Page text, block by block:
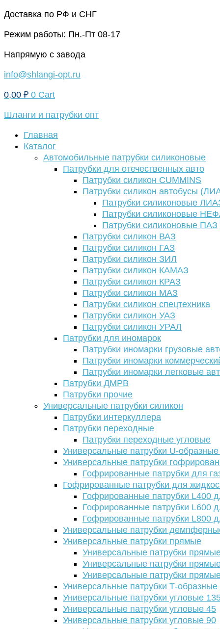
Перейти
содержимому
Доставка по РФ и СНГ
Режим работы: Пн.-Пт 08-17
Напрямую с завода
info@shlangi-opt.ru
0,00 ₽ 0 Cart
Шланги и патрубки опт
Главная
Каталог
Автомобильные патрубки силиконовые
Патрубки для отечественных авто
Патрубки силикон CUMMINS
Патрубки силикон автобусы
Патрубки силиконовые
Патрубки силиконовые
Патрубки силиконовые ПАЗ
Патрубки силикон ВАЗ
Патрубки силикон ГАЗ
Патрубки силикон ЗИЛ
Патрубки силикон КАМАЗ
Патрубки силикон КРАЗ
Патрубки силикон МАЗ
Патрубки силикон спецтехника
Патрубки силикон УАЗ
Патрубки силикон УРАЛ
Патрубки для иномарок
Патрубки иномарки грузовые
Патрубки иномарки
Патрубки иномарки легковые
Патрубки ДМРВ
Патрубки прочие
Универсальные патрубки силикон
Патрубки интеркуллера
Патрубки переходные
Патрубки переходные угловые
Универсальные патрубки U-
Универсальные патрубки
Гофрированные патрубки для
Гофрированные патрубки для
Гофрированные патрубки L400
Гофрированные патрубки L600
Гофрированные патрубки L800
Универсальные патрубки
Универсальные патрубки прямые
Универсальные патрубки
Универсальные патрубки
Универсальные патрубки
Универсальные патрубки Т-образные
Универсальные патрубки угловые
Универсальные патрубки угловые 45
Универсальные патрубки угловые 90